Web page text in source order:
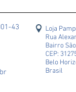
43
Loja
Rua
Bairro
CEP:
Belo
Brasil